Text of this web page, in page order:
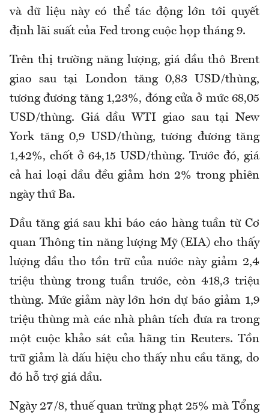
và dữ liệu này có thể tác động lớn tới quyết
định lãi suất của Fed trong cuộc họp tháng 9.
Trên thị trường năng lượng, giá dầu thô Brent
giao sau tại London tăng 0,83 USD/thùng,
tương đương tăng 1,23%, đóng cửa ở mức 68,05
USD/thùng. Giá dầu WTI giao sau tại New
York tăng 0,9 USD/thùng, tương đương tăng
1,42%, chốt ở 64,15 USD/thùng. Trước đó, giá
cả hai loại dầu đều giảm hơn 2% trong phiên
ngày thứ Ba.
Dầu tăng giá sau khi báo cáo hàng tuần từ Cơ
quan Thông tin năng lượng Mỹ (EIA) cho thấy
lượng dầu tho tồn trữ của nước này giảm 2,4
triệu thùng trong tuần trước, còn 418,3 triệu
thùng. Mức giảm này lớn hơn dự báo giảm 1,9
triệu thùng mà các nhà phân tích đưa ra trong
một cuộc khảo sát của hãng tin Reuters. Tồn
trữ giảm là dấu hiệu cho thấy nhu cầu tăng, do
đó hỗ trợ giá dầu.
Ngày 27/8, thuế quan trừng phạt 25% mà Tổng